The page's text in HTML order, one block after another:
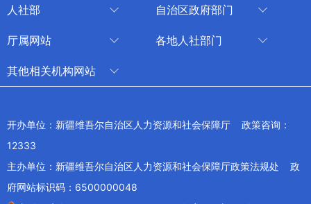
人社部
技能人才评价工作网
自治区政府部门
审计厅
退役军人事务厅
厅属网站
中国新疆人才网
各地人社部门
克孜勒苏柯尔克孜自治州
其他相关机构网站
新疆新闻网
新疆电视台
开办单位：新疆维吾尔自治区人力资源和社会保障厅 政策咨询：
12333
主办单位：新疆维吾尔自治区人力资源和社会保障厅政策法规处 政
府网站标识码：6500000048